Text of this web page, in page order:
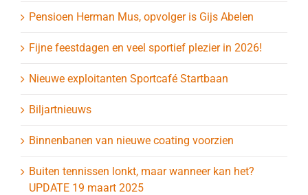
Pensioen Herman Mus, opvolger is Gijs Abelen
Fijne feestdagen en veel sportief plezier in 2026!
Nieuwe exploitanten Sportcafé Startbaan
Biljartnieuws
Binnenbanen van nieuwe coating voorzien
Buiten tennissen lonkt, maar wanneer kan het?
UPDATE 19 maart 2025